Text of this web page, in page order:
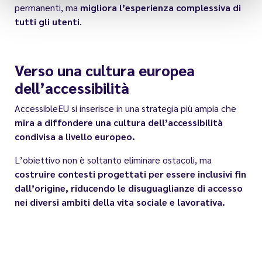
permanenti, ma migliora l’esperienza complessiva di
tutti gli utenti.
Verso una cultura europea
dell’accessibilità
AccessibleEU si inserisce in una strategia più ampia che
mira a diffondere una cultura dell’accessibilità
condivisa a livello europeo.
L’obiettivo non è soltanto eliminare ostacoli, ma
costruire contesti progettati per essere inclusivi fin
dall’origine, riducendo le disuguaglianze di accesso
nei diversi ambiti della vita sociale e lavorativa.